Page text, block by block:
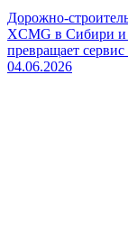
Дорожно-
XCMG в Сибири и
превращает
04.06.2026